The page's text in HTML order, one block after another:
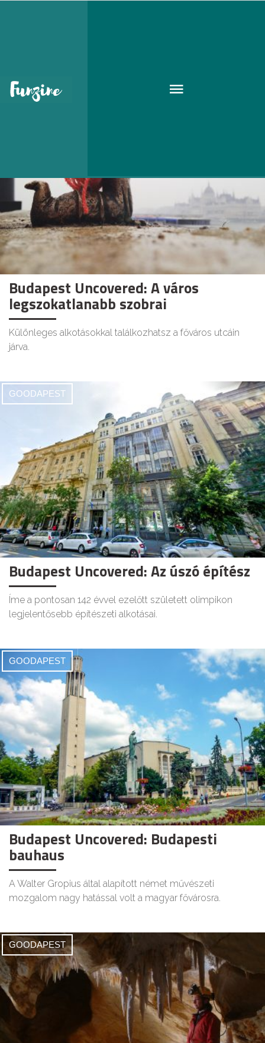
Budapest Uncovered: A város
legszokatlanabb szobrai
Különleges alkotásokkal találkozhatsz a főváros utcáin
járva.
GOODAPEST
Budapest Uncovered: Az úszó építész
Íme a pontosan 142 évvel ezelőtt született olimpikon
legjelentősebb építészeti alkotásai.
GOODAPEST
Budapest Uncovered: Budapesti
bauhaus
A Walter Gropius által alapított német művészeti
mozgalom nagy hatással volt a magyar fővárosra.
GOODAPEST